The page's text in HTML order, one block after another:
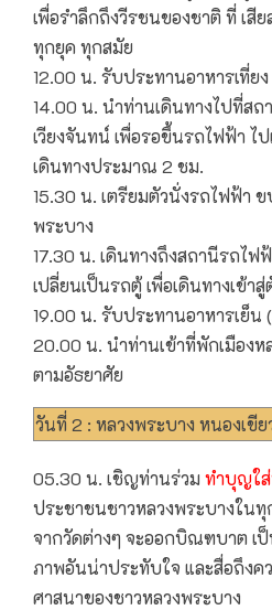
เพื่อรำลึกถึงวีรชนของชาติ ที่ เสี
ทุกยุค ทุกสมัย
12.00 น. รับประทานอาหารเที่ย
14.00 น. นำท่านเดินทางไปที่ส
เวียงจันทน์ เพื่อรอขึ้นรถไฟฟ้า ไป
เดินทางประมาณ 2 ชม.
15.30 น. เตรียมตัวนั่งรถไฟฟ้า
พระบาง
17.30 น. เดินทางถึงสถานีรถไฟ
เปลี่ยนเป็นรถตู้ เพื่อเดินทางเข้า
19.00 น. รับประทานอาหารเย็น
20.00 น. นำท่านเข้าที่พักเมือง
ตามอัธยาศัย
วันที่ 2 : หลวงพระบาง หนองเขี
05.30 น. เชิญท่านร่วม ทำบุญใส่
ประชาชนชาวหลวงพระบางในทุ
จากวัดต่างๆ จะออกบิณฑบาต เ
ภาพอันน่าประทับใจ และสื่อถึงค
ศาสนาของชาวหลวงพระบาง